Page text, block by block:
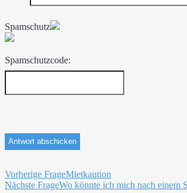
Spamschutz
Spamschutzcode:
Beitragsnavigation
Vorherige FrageMietkaution
Nächste FrageWo könnte ich mich nach einem